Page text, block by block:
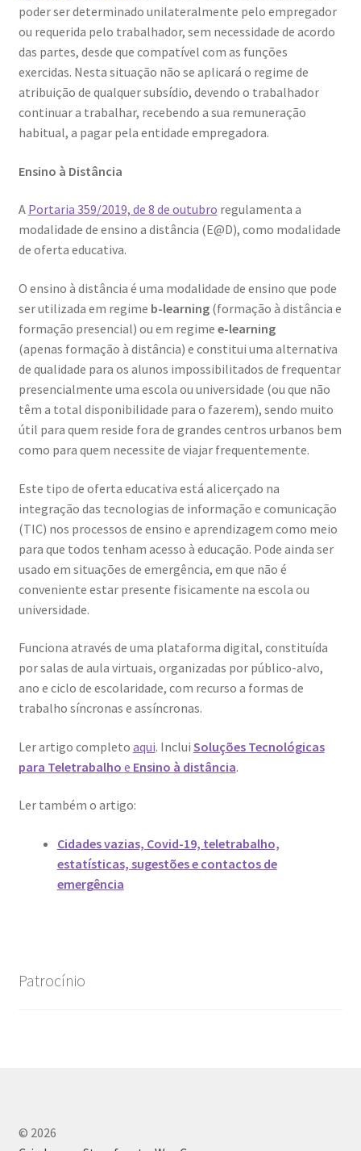
Teletrabalho e Ensino à distância
TOP 10
Video Dicas
“Um Rio, Uma Serra”, de Manuel Justo Gardete
200 DIAS PARA DENTRO
About looking
Ana Dias – Uma viagem ao mundo Playboy
Ana Manuel Mestre vence Maratona Fotográfica Fnac
Cabo Mondego
Encontros da Imagem
Enlaçando o Douro…
Fashion on movement
Flores em ponto Macro / Macro Spot Flowers
FRAME.IT
Génesis
LISBOA AINDA – Olhares sobre a cidade em quarentena
Mármore Preto / Black Marble
O Passeio da Luz
poder ser determinado unilateralmente pelo empregador
ou requerida pelo trabalhador, sem necessidade de acordo
das partes, desde que compatível com as funções
exercidas. Nesta situação não se aplicará o regime de
atribuição de qualquer subsídio, devendo o trabalhador
continuar a trabalhar, recebendo a sua remuneração
habitual, a pagar pela entidade empregadora.
Ensino à Distância
A Portaria 359/2019, de 8 de outubro regulamenta a
modalidade de ensino a distância (E@D), como modalidade
de oferta educativa.
O ensino à distância é uma modalidade de ensino que pode
ser utilizada em regime b-learning(formação à distância e
formação presencial) ou em regime e-learning
(apenas formação à distância) e constitui uma alternativa
de qualidade para os alunos impossibilitados de frequentar
presencialmente uma escola ou universidade (ou que não
têm a total disponibilidade para o fazerem), sendo muito
útil para quem reside fora de grandes centros urbanos bem
como para quem necessite de viajar frequentemente.
Este tipo de oferta educativa está alicerçado na
integração das tecnologias de informação e comunicação
(TIC) nos processos de ensino e aprendizagem como meio
para que todos tenham acesso à educação. Pode ainda ser
usado em situações de emergência, em que não é
conveniente estar presente fisicamente na escola ou
universidade.
Funciona através de uma plataforma digital, constituída
por salas de aula virtuais, organizadas por público-alvo,
ano e ciclo de escolaridade, com recurso a formas de
trabalho síncronas e assíncronas.
Ler artigo completo aqui. Inclui Soluções Tecnológicas
para Teletrabalho e Ensino à distância.
Ler também o artigo:
Cidades vazias, Covid-19, teletrabalho,
estatísticas, sugestões e contactos de
emergência
Patrocínio
© 2026